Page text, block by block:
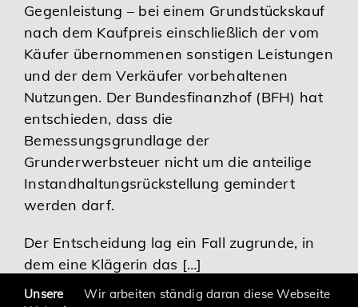
Services
Gegenleistung – bei einem Grundstückskauf
nach dem Kaufpreis einschließlich der vom
Käufer übernommenen sonstigen Leistungen
und der dem Verkäufer vorbehaltenen
Nutzungen. Der Bundesfinanzhof (BFH) hat
entschieden, dass die
Bemessungsgrundlage der
Grunderwerbsteuer nicht um die anteilige
Instandhaltungsrückstellung gemindert
werden darf.
Der Entscheidung lag ein Fall zugrunde, in
dem eine Klägerin das […]
Unsere
Wir arbeiten ständig daran diese Webseite